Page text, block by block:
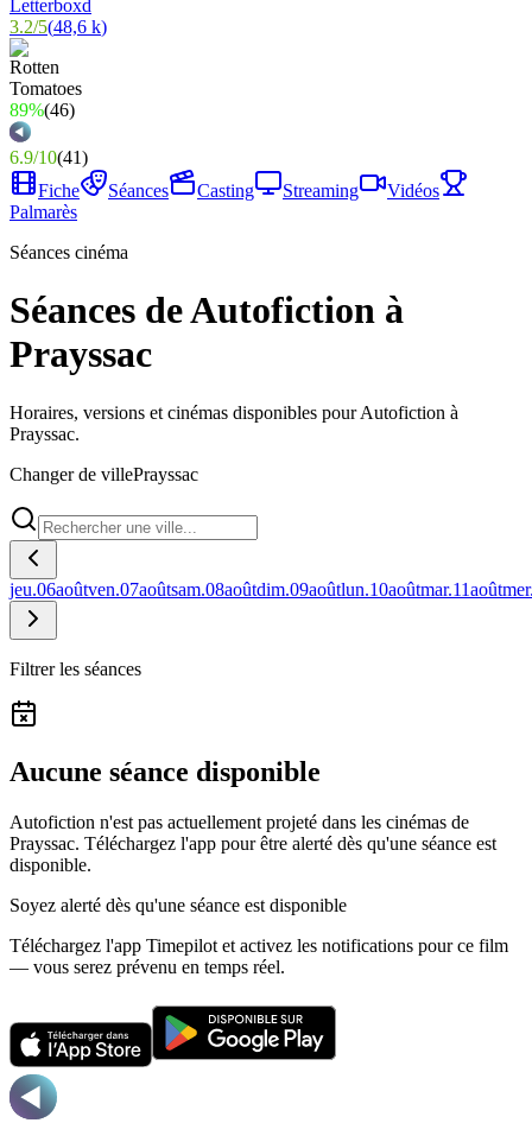
3.2/5(48,6 k)
89%(46)
6.9/10(41)
Fiche
Séances Casting Streaming
Vidéos
Palmarès
Séances cinéma
Séances de Autofiction à
Prayssac
Horaires, versions et cinémas disponibles pour Autofiction à
Prayssac.
Changer de villePrayssac
jeu.06aoûtven.07aoûtsam.08aoûtdim.09aoûtlun.10aoûtmar.11août
Filtrer les séances
Aucune séance disponible
Autofiction n'est pas actuellement projeté dans les cinémas de
Prayssac. Téléchargez l'app pour être alerté dès qu'une séance est
disponible.
Soyez alerté dès qu'une séance est disponible
Téléchargez l'app Timepilot et activez les notifications pour ce film
— vous serez prévenu en temps réel.